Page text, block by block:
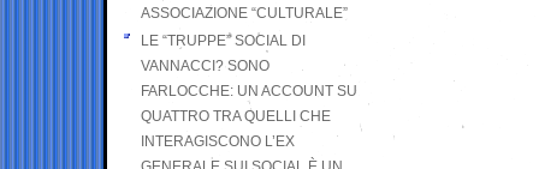
ASSOCIAZIONE “CULTURALE”
LE “TRUPPE” SOCIAL DI
VANNACCI? SONO
FARLOCCHE: UN ACCOUNT SU
QUATTRO TRA QUELLI CHE
INTERAGISCONO L’EX